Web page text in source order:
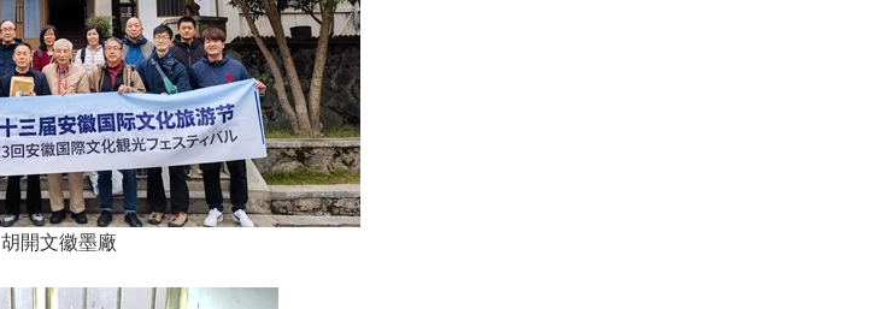
胡開文徽墨廠